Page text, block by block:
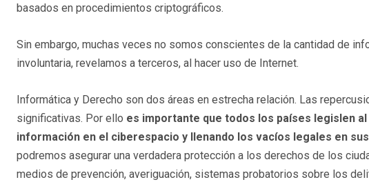
basados en procedimientos criptográficos.
Sin embargo, muchas veces no somos conscientes de la cantidad de
involuntaria, revelamos a terceros, al hacer uso de Internet.
Informática y Derecho son dos áreas en estrecha relación. Las
significativas. Por ello es importante que todos los países legislen
información en el ciberespacio y llenando los vacíos legales en
podremos asegurar una verdadera protección a los derechos de los
medios de prevención, averiguación, sistemas probatorios sobre los